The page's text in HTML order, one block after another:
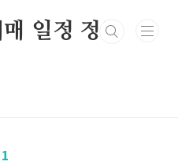
일정 정보
1